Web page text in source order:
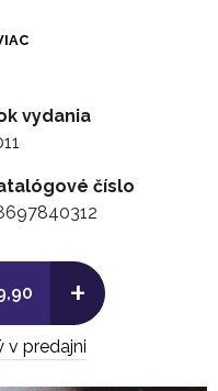
vydania
číslo
+
v predajni